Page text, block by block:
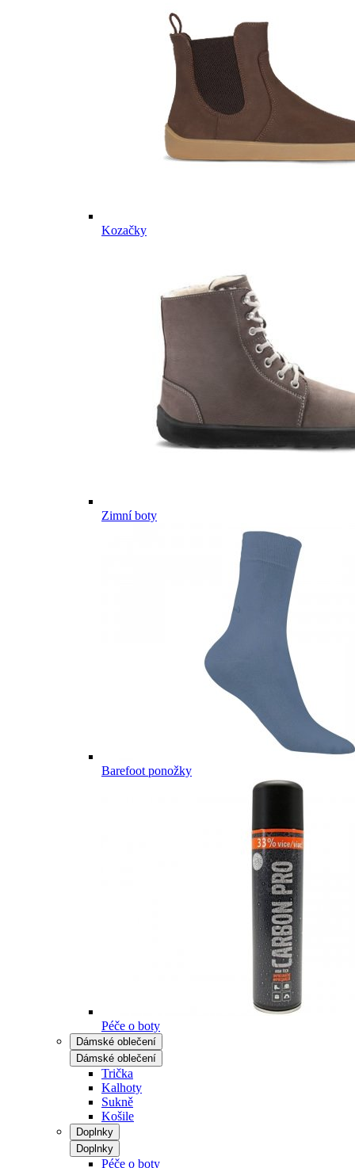
Kozačky
Zimní boty
Barefoot ponožky
Péče o boty
Dámské oblečení
Dámské oblečení
Trička
Kalhoty
Sukně
Košile
Doplnky
Doplnky
Péče o boty